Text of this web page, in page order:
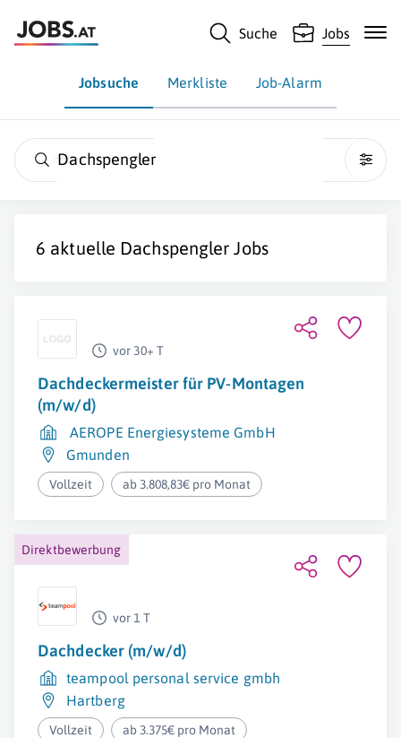
Suche Jobs
Jobsuche Merkliste Job-Alarm
Dachspengler
6 aktuelle Dachspengler Jobs
vor 30+ T
Dachdeckermeister für PV-Montagen
(m/w/d)
AEROPE Energiesysteme GmbH
Gmunden
Vollzeit ab 3.808,83€ pro Monat
Direktbewerbung
vor 1 T
Dachdecker (m/w/d)
teampool personal service gmbh
Hartberg
Vollzeit ab 3.375€ pro Monat